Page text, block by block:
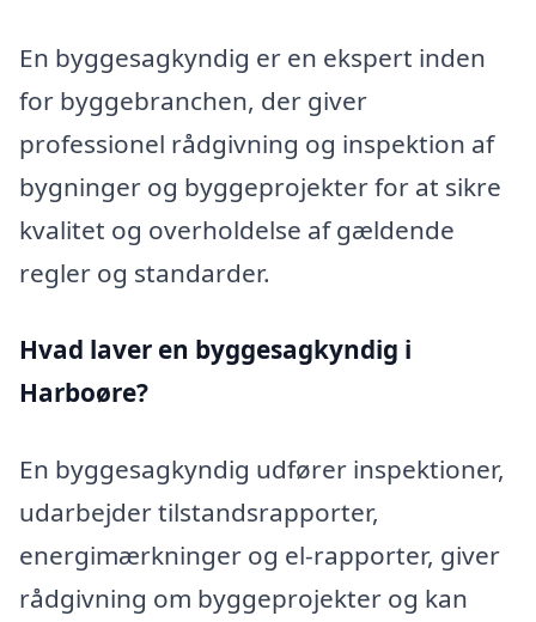
En byggesagkyndig er en ekspert inden
for byggebranchen, der giver
professionel rådgivning og inspektion af
bygninger og byggeprojekter for at sikre
kvalitet og overholdelse af gældende
regler og standarder.
Hvad laver en byggesagkyndig i
Harboøre?
En byggesagkyndig udfører inspektioner,
udarbejder tilstandsrapporter,
energimærkninger og el-rapporter, giver
rådgivning om byggeprojekter og kan